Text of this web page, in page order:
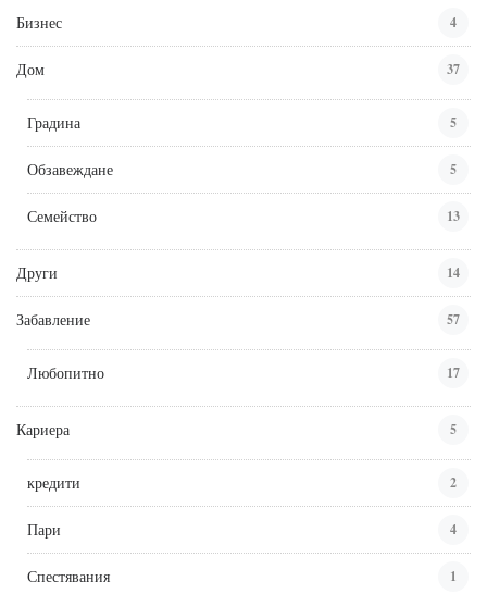
Бизнес 4
Дом 37
Градина 5
Обзавеждане 5
Семейство 13
Други 14
Забавление 57
Любопитно 17
Кариера 5
кредити 2
Пари 4
Спестявания 1